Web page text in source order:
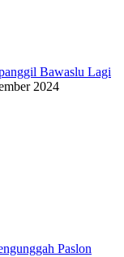
Bawaslu Lagi
2024
Paslon